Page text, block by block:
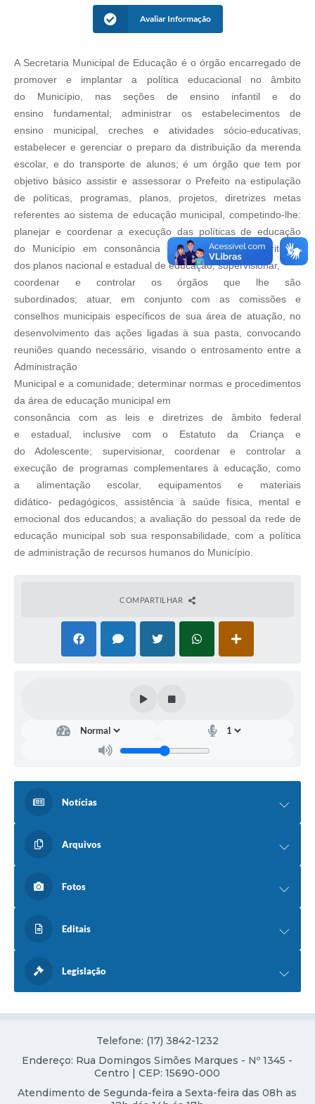
Turismo
Obras
Projetos
Contas Públicas
Links
Serviços Online
Enquete
Jornal
SIC
Diário Oficial
Contato
Avaliar Informação
A Secretaria Municipal de Educação é o órgão encarregadode
promover e implantar a política educacional no âmbito
do Município, nas seções de ensino infantil e do
ensino fundamental; administrar os estabelecimentos de
ensino municipal, creches e atividades sócio-educativas,
estabelecer e gerenciar o preparo da distribuição da merenda
escolar, e do transporte de alunos; é um órgão que tem por
objetivo básico assistir e assessorar o Prefeito na estipulação
de políticas,
programas, planos, projetos,diretrizes metas
referentes aosistema de educação municipal, competindo-lhe:
planejar e coordenar a execução das políticas de educação
do Município em consonância com as normas e critérios
dos planos nacional e estadual de educação; supervisionar,
coordenar e controlar os órgãos que lhe são
subordinados; atuar, em conjunto com as comissões e
conselhos municipais específicos de sua área de atuação, no
desenvolvimento dasações ligadas à sua pasta, convocando
reuniões quandonecessário, visando o entrosamento entre a
Administração
Municipale acomunidade; determinar normas e procedimentos
da área de educação municipal em
consonância com as leis e diretrizes de âmbito federal
e estadual, inclusive com o Estatuto da Criança e
do Adolescente; supervisionar, coordenar e controlar a
execução de programas complementares à educação, como
a alimentação escolar, equipamentos e materiais
didático- pedagógicos, assistência à saúde física, mental e
emocional dos educandos; a avaliação do pessoal da rede de
educação municipal sob sua responsabilidade, com a política
de administração de recursos humanos do Município.
COMPARTILHAR
Notícias
Arquivos
Fotos
Editais
Legislação
Telefone: (17) 3842-1232
Endereço: Rua Domingos Simões Marques - Nº 1345 -
Centro | CEP: 15690-000
Atendimento de Segunda-feira a Sexta-feira das 08h as